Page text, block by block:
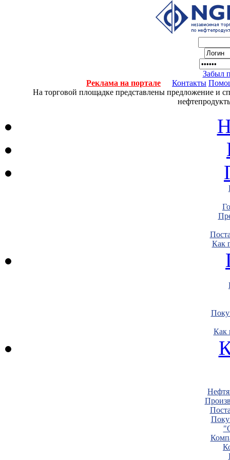
Забыл
Реклама на портале
Контакты
На торговой площадке представлены предложение и
Как
Как